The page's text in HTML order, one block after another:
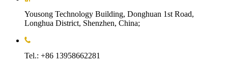
Yousong Technology Building, Donghuan 1st Road,
Longhua District, Shenzhen, China;
Tel.: +86 13958662281